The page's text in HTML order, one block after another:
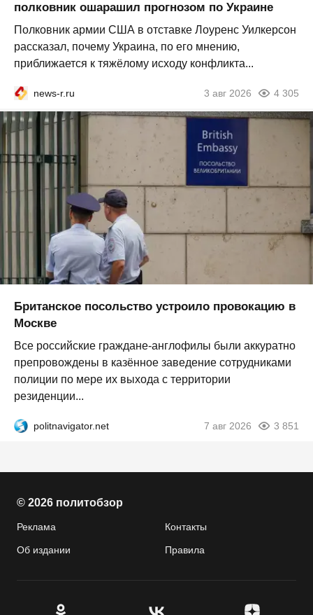
полковник ошарашил прогнозом по Украине
Полковник армии США в отставке Лоуренс Уилкерсон
рассказал, почему Украина, по его мнению,
приближается к тяжёлому исходу конфликта...
news-r.ru 3 авг 2026 4 305
Британское посольство устроило провокацию в
Москве
Все российские граждане-англофилы были аккуратно
препровождены в казённое заведение сотрудниками
полиции по мере их выхода с территории
резиденции...
politnavigator.net 7 авг 2026 3 851
© 2026 политобзор
Реклама Контакты
Об издании Правила